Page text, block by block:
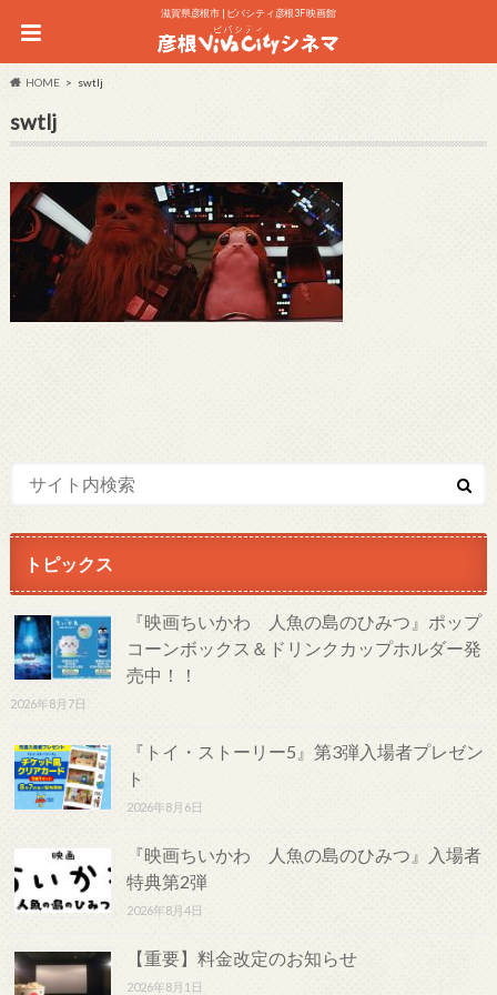
滋賀県彦根市 | ビバシティ彦根3F 映画館
HOME swtlj
swtlj
トピックス
『映画ちいかわ 人魚の島のひみつ』ポップ
コーンボックス＆ドリンクカップホルダー発
売中！！
2026年8月7日
『トイ・ストーリー5』第3弾入場者プレゼン
ト
2026年8月6日
『映画ちいかわ 人魚の島のひみつ』入場者
特典第2弾
2026年8月4日
【重要】料金改定のお知らせ
2026年8月1日